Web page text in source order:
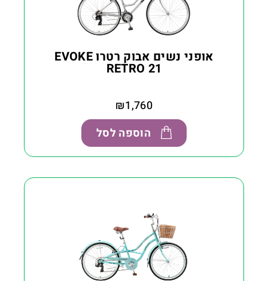
אופני נשים אבוק רטרו EVOKE
RETRO 21
₪1,760
הוספה לסל